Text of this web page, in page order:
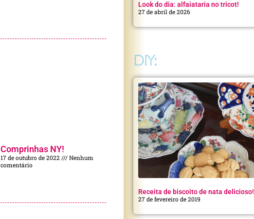
Comprinhas NY!
17 de outubro de 2022
Nenhum
comentário
Look do dia: alfaiataria no tricot!
27 de abril de 2026
DIY:
Receita de biscoito de nata delicioso!
27 de fevereiro de 2019